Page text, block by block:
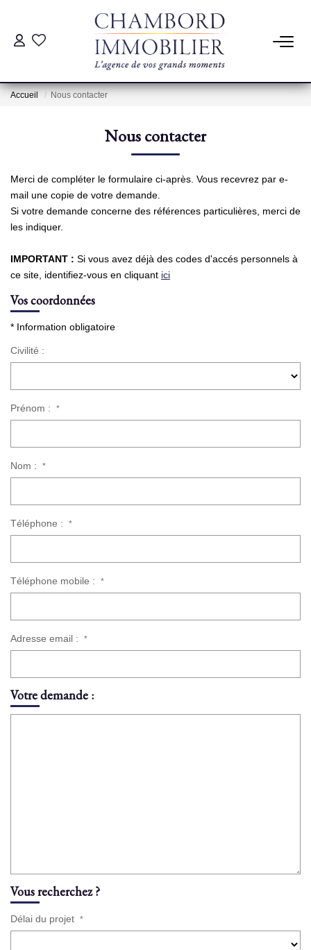
ACHAT
ESTIMATION
Pré-Estimation
Estimation Par Un Professionnel
GESTION
Nos Actualités
Nos Témoignages
Accueil Nous contacter
Nous contacter
Merci de compléter le formulaire ci-après. Vous recevrez par e-
mail une copie de votre demande.
Si votre demande concerne des références particulières, merci de
les indiquer.
IMPORTANT : Si vous avez déjà des codes d'accés personnels à
ce site, identifiez-vous en cliquant ici
Vos coordonnées
* Information obligatoire
Civilité :
Prénom : *
Nom : *
Téléphone : *
Téléphone mobile : *
Adresse email : *
Votre demande :
Vous recherchez ?
Délai du projet *